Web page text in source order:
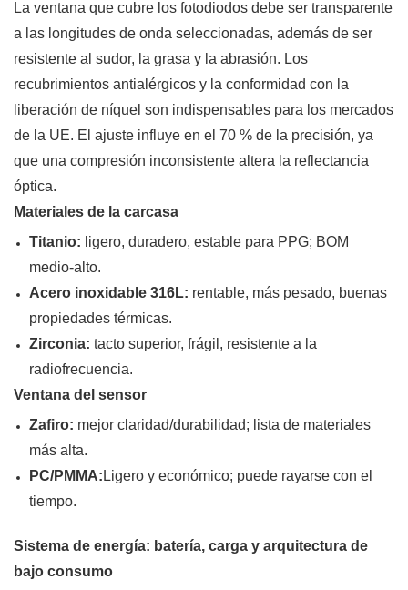
La ventana que cubre los fotodiodos debe ser transparente
a las longitudes de onda seleccionadas, además de ser
resistente al sudor, la grasa y la abrasión. Los
recubrimientos antialérgicos y la conformidad con la
liberación de níquel son indispensables para los mercados
de la UE. El ajuste influye en el 70 % de la precisión, ya
que una compresión inconsistente altera la reflectancia
óptica.
Materiales de la carcasa
Titanio: ligero, duradero, estable para PPG; BOM
medio-alto.
Acero inoxidable 316L: rentable, más pesado, buenas
propiedades térmicas.
Zirconia: tacto superior, frágil, resistente a la
radiofrecuencia.
Ventana del sensor
Zafiro: mejor claridad/durabilidad; lista de materiales
más alta.
PC/PMMA: Ligero y económico; puede rayarse con el
tiempo.
Sistema de energía: batería, carga y arquitectura de
bajo consumo